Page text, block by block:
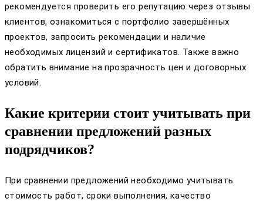
рекомендуется проверить его репутацию через отзывы
клиентов, ознакомиться с портфолио завершённых
проектов, запросить рекомендации и наличие
необходимых лицензий и сертификатов. Также важно
обратить внимание на прозрачность цен и договорных
условий.
Какие критерии стоит учитывать при
сравнении предложений разных
подрядчиков?
При сравнении предложений необходимо учитывать
стоимость работ, сроки выполнения, качество